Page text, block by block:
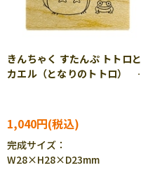
きんちゃく すたんぷ トトロと
カエル（となりのトトロ）
1,040円
完成サイズ：
W28×H28×D23mm